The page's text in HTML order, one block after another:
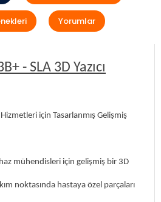
Yorumlar
- SLA 3D Yazıcı
için Tasarlanmış Gelişmiş
mühendisleri için gelişmiş bir 3D
noktasında hastaya özel parçaları